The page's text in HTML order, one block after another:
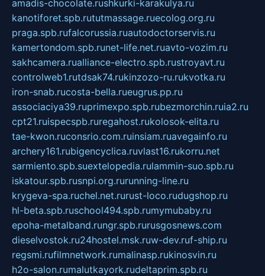
amadis-chocolate.rushkurki-karakulya.ru
kanotiforet.spb.rututmassage.ruecolog.org.ru
praga.spb.rufalcorussia.ruautodoctorservis.ru
kamertondom.spb.runet-life.net.ruavto-vozim.ru
sakhcamera.rualliance-electro.spb.rustroyavt.ru
controlweb1.rutdsak74.rukinzozo-ru.rukvotka.ru
iron-snab.rucosta-bella.rueugrus.pp.ru
associaciya39.ruprimexpo.spb.rubezmorchin.ruia2.ru
cpt21.ruispecspb.ruregahost.rukolosok-elita.ru
tae-kwon.ruconsrio.com.ruinsiam.ruavegainfo.ru
archery161.rubigencyclica.ruvlast16.rukorru.net
sarmiento.spb.suextelopedia.rulammin-suo.spb.ru
iskatour.spb.rusnpi.org.rurunning-line.ru
krygeva-spa.ruchel.net.rurust-loco.rudugshop.ru
hl-beta.spb.ruschool494.spb.rumymubaby.ru
epoha-metalband.rungr.spb.rurusgosnews.com
dieselvostok.ru24hostel.msk.ruw-dev.ruf-ship.ru
regsmi.rufilmnetwork.rumalinasp.rukinosvin.ru
h2o-salon.rumalutkayork.rudeltaprim.spb.ru